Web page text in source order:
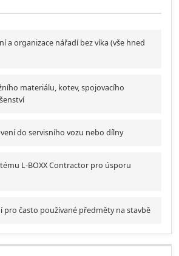
a organizace nářadí bez víka (vše hned
materiálu, kotev, spojovacího
do servisního vozu nebo dílny
L-BOXX Contractor pro úsporu
pro často používané předměty na stavbě